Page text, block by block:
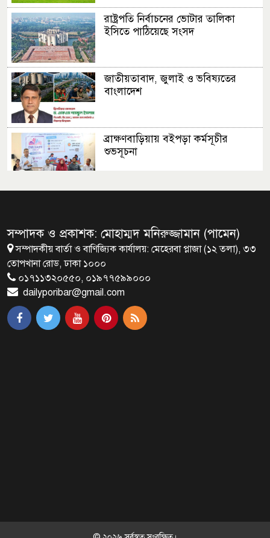
রাষ্ট্রপতি নির্বাচনের ভোটার তালিকা
ইসিতে পাঠিয়েছে সংসদ
জাতীয়তাবাদ, জুলাই ও ভবিষ্যতের
বাংলাদেশ
ব্রাক্ষণবাড়িয়ায় বইপড়া কর্মসূচীর
শুভসূচনা
৪ বিয়ের পর অন্য নারীর ঘরে জামায়াত
প্রধানমন্ত্রীর সঙ্গে সাক্ষাৎ সৌদি আরবের
উপ পররাষ্ট্রমন্ত্রীর
সম্পাদক ও প্রকাশক: মোহাম্মদ মনিরুজ্জামান (পামেন)
সম্পাদকীয় বার্তা ও বাণিজ্যিক কার্যালয়: মেহেরবা প্লাজা (১২ তলা), ৩৩
তোপখানা রোড, ঢাকা ১০০০
০১৭১১৩২০৫৫০, ০১৯৭৭৫৯৯০০০
dailyporibar@gmail.com